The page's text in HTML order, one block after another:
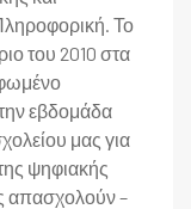
Το
του 2010 στα
εβδομάδα
μας για
ψηφιακής
απασχολούν –